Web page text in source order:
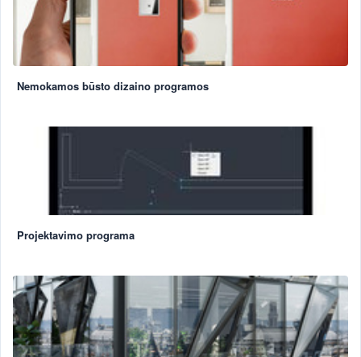
Nemokamos būsto dizaino programos
Projektavimo programa